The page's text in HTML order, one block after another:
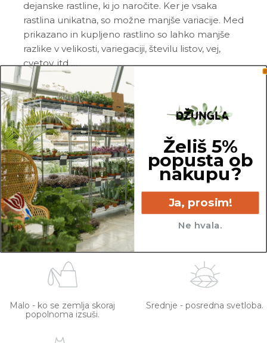
dejanske rastline, ki jo naročite. Ker je vsaka
rastlina unikatna, so možne manjše variacije. Med
prikazano in kupljeno rastlino so lahko manjše
razlike v velikosti, variegaciji, številu listov, vej,
cvetov, itd …
Pred pošiljanjem vse rastline skrbno
pregledamo in zagotovimo, da gredo na pot
zdrave in čim bolj podobne izdelku na fotografiji.
Vse rastline so primarno v plastičnih sadilnih
lončkih. Okrasni lonec ni vključen v ceno.
45 cm
Malo - ko se zemlja skoraj
popolnoma izsuši.
Srednje - posredna svetloba.
Želiš 5%
popusta ob
nakupu?
Ja, prosim!
Ne hvala.